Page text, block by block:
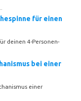
für einen
deinen 4-Personen-
bei einer
einer